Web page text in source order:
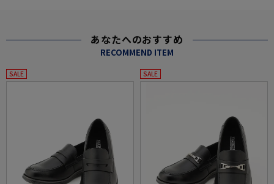
あなたへのおすすめ
RECOMMEND ITEM
SALE SALE